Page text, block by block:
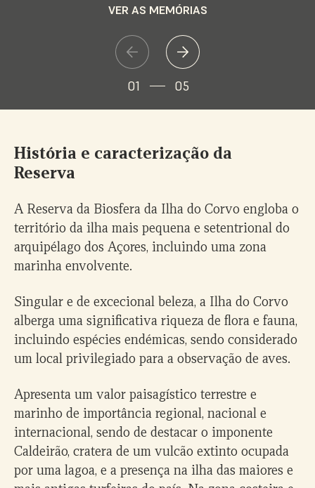
VER AS MEMÓRIAS
pelo Caldeirão, a Encosta Oriental e a Vila do Corvo.
01 05
História e caracterização da
Reserva
A Reserva da Biosfera da Ilha do Corvo engloba o
território da ilha mais pequena e setentrional do
arquipélago dos Açores, incluindo uma zona
marinha envolvente.
Singular e de excecional beleza, a Ilha do Corvo
alberga uma significativa riqueza de flora e fauna,
incluindo espécies endémicas, sendo considerado
um local privilegiado para a observação de aves.
Apresenta um valor paisagístico terrestre e
marinho de importância regional, nacional e
internacional, sendo de destacar o imponente
Caldeirão, cratera de um vulcão extinto ocupada
por uma lagoa, e a presença na ilha das maiores e